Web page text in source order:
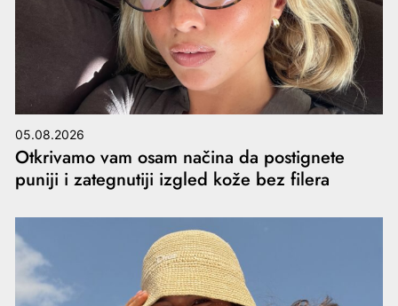
05.08.2026
Otkrivamo vam osam načina da postignete
puniji i zategnutiji izgled kože bez filera